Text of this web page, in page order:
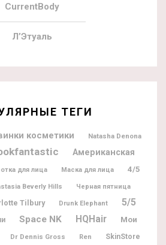
CurrentBody
Л’Этуаль
ТЕГИ
косметики
Natasha Denona
Американская
для лица Маска для лица 4/5
Beverly Hills Черная пятница
Tilbury Drunk Elephant 5/5
Space NK HQHair
Мои
Dr Dennis Gross Ren SkinStore